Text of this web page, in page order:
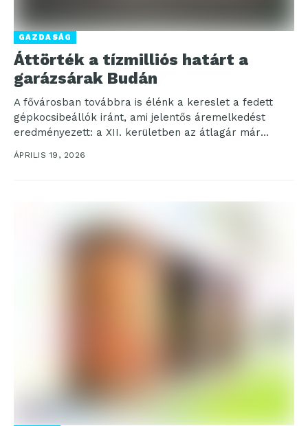
GAZDASÁG
Áttörték a tízmilliós határt a
garázsárak Budán
A fővárosban továbbra is élénk a kereslet a fedett
gépkocsibeállók iránt, ami jelentős áremelkedést
eredményezett: a XII. kerületben az átlagár már
meghaladta a...
ÁPRILIS 19, 2026